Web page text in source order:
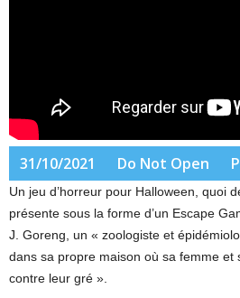
31/10/2021 Do Not Open
Un jeu d’horreur pour Halloween, quoi
présente sous la forme d’un Escape
J. Goreng, un « zoologiste et
dans sa propre maison où sa femme et
contre leur gré ».